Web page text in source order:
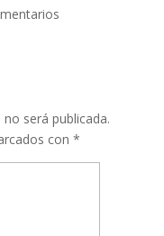
será publicada.
con *